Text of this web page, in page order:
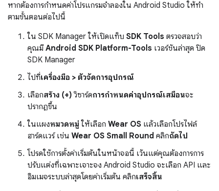
หากต้องการกำหนดค่าโปรแกรมจำลองใน Android Studio ให้ทำ
ตามขั้นตอนต่อไปนี้
ใน SDK Manager ให้เปิดแท็บ SDK Tools ตรวจสอบว่า
คุณมีAndroid SDK Platform-Tools เวอร์ชันล่าสุด ปิด
SDK Manager
ไปที่เครื่องมือ > ตัวจัดการอุปกรณ์
เลือกสร้าง (+) วิซาร์ดการกำหนดค่าอุปกรณ์เสมือนจะ
ปรากฏขึ้น
ในแผงหมวดหมู่ ให้เลือก Wear OS แล้วเลือกโปรไฟล์
ฮาร์ดแวร์ เช่น Wear OS Small Round คลิกถัดไป
โปรดใช้การตั้งค่าเริ่มต้นในหน้าจอนี้ เว้นแต่คุณต้องการการ
ปรับแต่งที่เฉพาะเจาะจง Android Studio จะเลือก API และ
อิมเมจระบบล่าสุดโดยค่าเริ่มต้น คลิกเสร็จสิ้น